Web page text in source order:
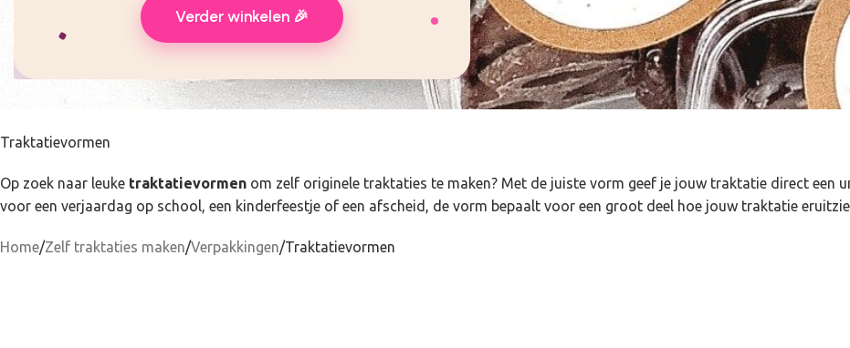
Verder winkelen 🎉
Traktatievormen
Op zoek naar leuke traktatievormen om zelf originele traktaties te maken? Met de juiste vorm geef je jouw traktatie direct een
voor een verjaardag op school, een kinderfeestje of een afscheid, de vorm bepaalt voor een groot deel hoe jouw traktatie
Home Zelf traktaties maken Verpakkingen Traktatievormen